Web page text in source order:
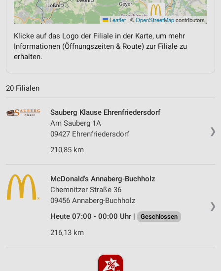
Leaflet | ©OpenStreetMapcontributors
Klicke auf das Logo der Filiale in der Karte, um mehr
Informationen (Öffnungszeiten & Route) zur Filiale zu
erhalten.
20 Filialen
❯
Sauberg Klause Ehrenfriedersdorf
Am Sauberg 1A
09427 Ehrenfriedersdorf
210,85 km
❯
McDonald's Annaberg-Buchholz
Chemnitzer Straße 36
09456 Annaberg-Buchholz
Heute 07:00 - 00:00 Uhr |
Geschlossen
216,13 km